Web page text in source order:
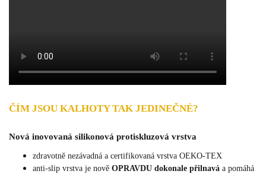
ČÍM JSOU KALHOTY TAK JEDINEČNÉ?
Nová inovovaná silikonová protiskluzová vrstva
zdravotně nezávadná a certifikovaná vrstva OEKO-TEX
anti-slip vrstva je nově OPRAVDU dokonale přilnavá a pomáhá